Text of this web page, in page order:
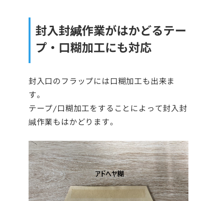
封入封緘作業がはかどるテー
プ・口糊加工にも対応
封入口のフラップには口糊加工も出来ま
す。
テープ/口糊加工をすることによって封入封
緘作業もはかどります。